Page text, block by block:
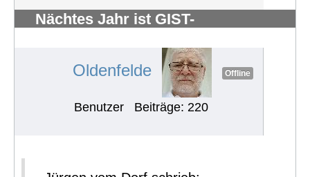
Nächtes Jahr ist GIST-
Oldenfelde Offline
Benutzer Beiträge: 220